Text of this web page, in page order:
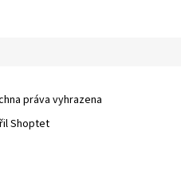
práva vyhrazena
Shoptet